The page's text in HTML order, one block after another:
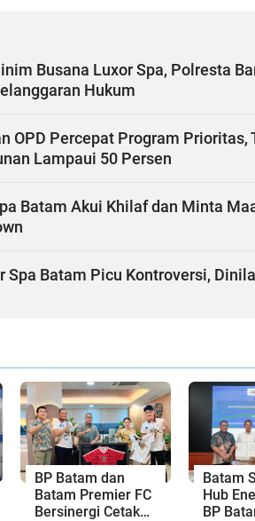
Busana Luxor Spa, Polresta
Hukum
OPD Percepat Program Prioritas,
Lampaui 50 Persen
Batam Akui Khilaf dan Minta
Spa Batam Picu Kontroversi,
BP Batam dan
Batam Premier FC
Bersinergi Cetak
Batam
Hub
BP